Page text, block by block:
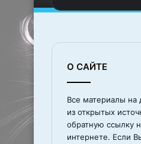
О САЙТЕ
Все материалы на
из открытых
обратную ссылку
интернете. Если